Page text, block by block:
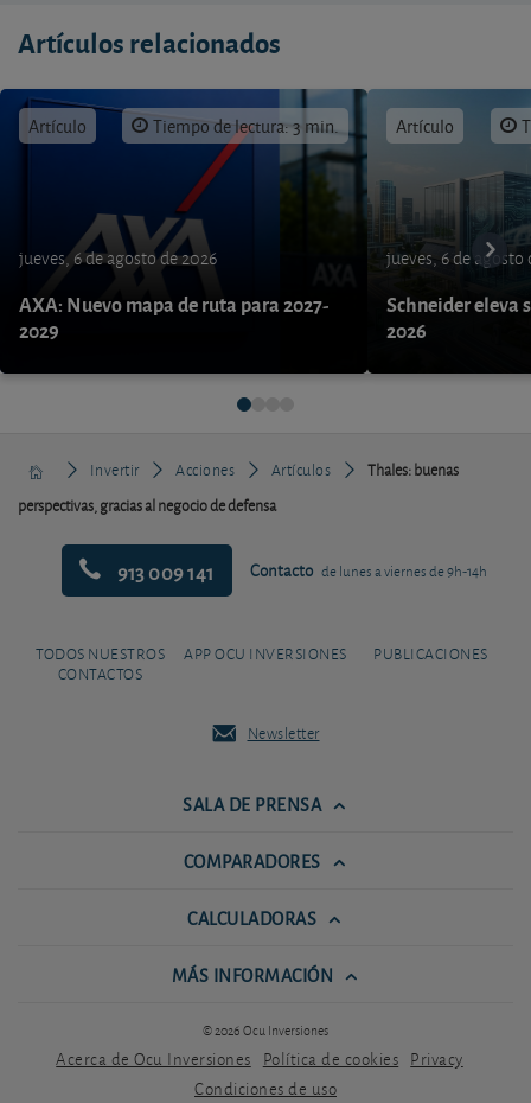
Artículos relacionados
Artículo Tiempo de lectura: 3 min.
jueves, 6 de agosto de 2026
AXA: Nuevo mapa de ruta para 2027-
2029
Artículo
jueves, 6 de agosto
Schneider eleva
2026
Invertir Acciones Artículos
Thales: buenas
perspectivas, gracias al negocio de defensa
913 009 141 Contacto de lunes a viernes de 9h-14h
TODOS NUESTROS
CONTACTOS
APP OCU INVERSIONES PUBLICACIONES
Newsletter
SALA DE PRENSA
COMPARADORES
CALCULADORAS
MÁS INFORMACIÓN
© 2026 Ocu Inversiones
Acerca de Ocu Inversiones Política de cookies Privacy
Condiciones de uso